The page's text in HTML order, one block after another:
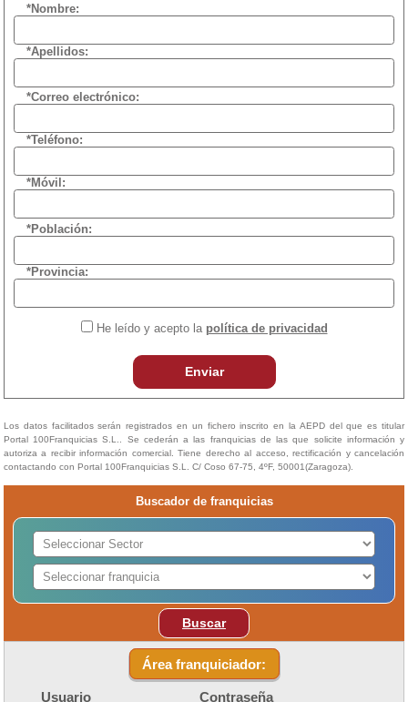
*Nombre:
*Apellidos:
*Correo electrónico:
*Teléfono:
*Móvil:
*Población:
*Provincia:
He leído y acepto la política de privacidad
Enviar
Los datos facilitados serán registrados en un fichero inscrito en la AEPD del que es titular
Portal 100Franquicias S.L.. Se cederán a las franquicias de las que solicite información y
autoriza a recibir información comercial. Tiene derecho al acceso, rectificación y cancelación
contactando con Portal 100Franquicias S.L. C/ Coso 67-75, 4ºF, 50001(Zaragoza).
Buscador de franquicias
Buscar
Área franquiciador:
Usuario Contraseña